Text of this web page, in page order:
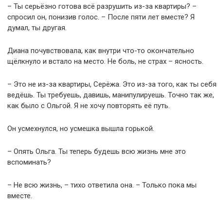
– Ты серьёзно готова всё разрушить из-за квартиры? –
спросил он, понизив голос. – После пяти лет вместе? Я
думал, ты другая.
Диана почувствовала, как внутри что-то окончательно
щёлкнуло и встало на место. Не боль, не страх – ясность.
– Это не из-за квартиры, Серёжа. Это из-за того, как ты себя
ведёшь. Ты требуешь, давишь, манипулируешь. Точно так же,
как было с Ольгой. Я не хочу повторять её путь.
Он усмехнулся, но усмешка вышла горькой.
– Опять Ольга. Ты теперь будешь всю жизнь мне это
вспоминать?
– Не всю жизнь, – тихо ответила она. – Только пока мы
вместе.